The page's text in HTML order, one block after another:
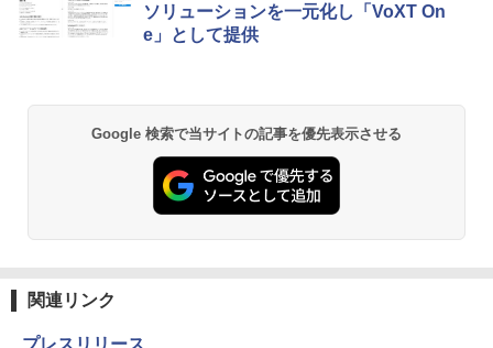
ソリューションを一元化し「VoXT On
e」として提供
Google 検索で当サイトの記事を優先表示させる
関連リンク
プレスリリース